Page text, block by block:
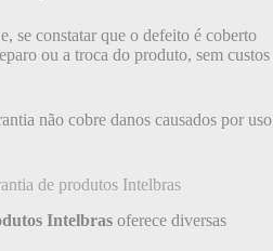
se constatar que o defeito é coberto
ou a troca do produto, sem custos
não cobre danos causados por uso
de produtos Intelbras
Intelbras oferece diversas